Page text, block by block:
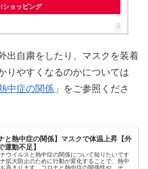
ショッピング
出自粛をしたり、マスクを装着
りやすくなるのかについては
中症の関係 」をご参照くださ
と熱中症の関係】マスクで体温上昇【外
運動不足】
ウイルスと熱中症の関係について知りたいです
拡大防止のために行動が変化することで、熱中
高まります。コロナと熱中症の関係性や、その